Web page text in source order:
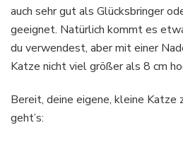
auch sehr gut als Glücksbringer
geeignet. Natürlich kommt es
du verwendest, aber mit einer
Katze nicht viel größer als 8 cm
Bereit, deine eigene, kleine Katze
geht’s: